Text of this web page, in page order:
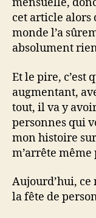
cet article alors
monde l’a
absolument
Et le pire, c’est
augmentant,
tout, il va y
personnes qui
mon histoire
m’arrête même
Aujourd’hui, ce
la fête de